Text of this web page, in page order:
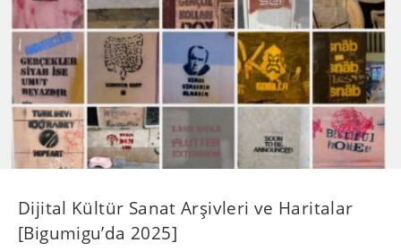
Dijital Kültür Sanat Arşivleri ve Haritalar
[Bigumigu’da 2025]